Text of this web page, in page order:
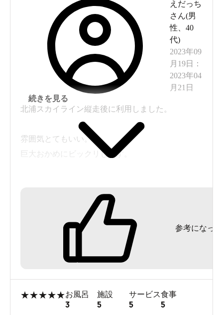
えだっち
さん(男
性
40
代)
2023年09
月19日
：
2023年04
月21日
北浦スカイライン縦走後に利用しました。
雰囲気とてもいい。
巨大おかめにビックリします。
食事とセットなら割引です。
それでも少しお風呂代としては割高かな。
ただ瓦そば食べたんですが
続きを見る
参考になった
★★★★★お風呂
3
施設
5
サービス
5
食事
5